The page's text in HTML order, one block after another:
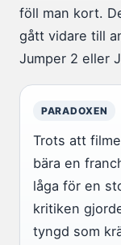
föll man kort.
gått vidare till
Jumper 2 eller
PARADOXEN
Trots att
bära en
låga för en
kritiken
tyngd som